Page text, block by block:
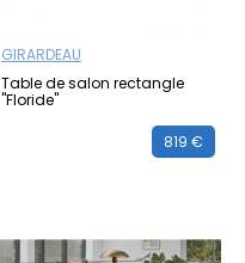
GIRARDEAU
Table de salon rectangle
"Floride"
819 €